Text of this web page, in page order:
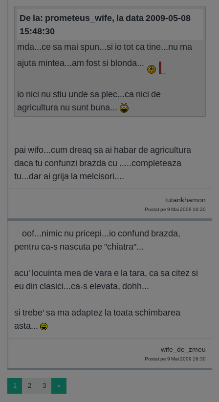
De la: prometeus_wife, la data 2009-05-08
15:48:30
mda...ce sa mai spun...si io tot ca tine...nu ma
ajuta mintea...am fost si blonda...
io nici nu stiu unde sa plec...ca nici de
agricultura nu sunt buna...
pai wifo...cum dreaq sa ai habar de agricultura
daca tu confunzi brazda cu .....completeaza
tu...dar ai grija la melcisori....
tutankhamon
Postat pe 9 Mai 2009 16:20
oof...nimic nu pricepi...io confund brazda,
pentru ca-s nascuta pe "chiatra"...
acu' locuinta mea de vara e la tara, ca sa citez si
eu din clasici...ca-s elevata, dohh...
si trebe' sa ma adaptez la toata schimbarea
asta...
wife_de_zmeu
Postat pe 9 Mai 2009 16:30
1 2 3 »